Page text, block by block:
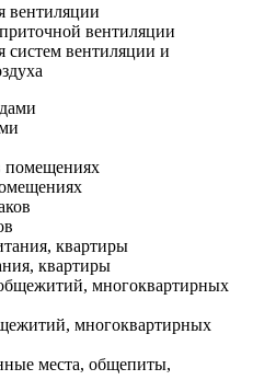
вентиляции
вентиляции
систем вентиляции и
квартиры
многоквартирных